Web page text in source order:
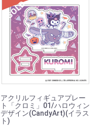
SOLD
アクリルフィギュアプレー
ト「クロミ」01/ハロウィン
デザイン(CandyArt)(イラス
ト)